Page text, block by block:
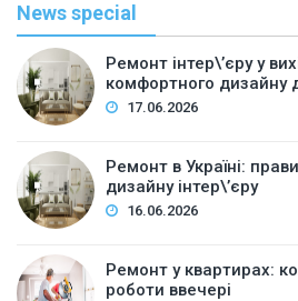
News special
Ремонт інтер\’єру у
комфортного дизайну
17.06.2026
Ремонт в Україні:
дизайну інтер\’єру
16.06.2026
Ремонт у квартирах:
роботи ввечері